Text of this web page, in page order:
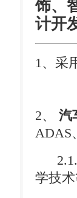
饰、
计开
1、采
2、 汽
ADAS
2.1.
学技